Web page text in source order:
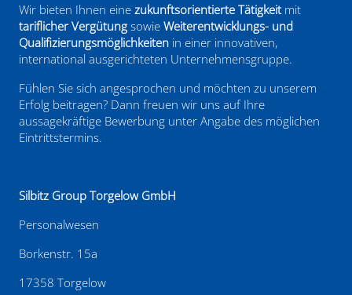
Wir bieten Ihnen eine zukunftsorientierte Tätigkeitmit
tariflicher Vergütung sowie Weiterentwicklungs- und
Qualifizierungsmöglichkeiten in einer innovativen,
international ausgerichteten Unternehmensgruppe.
Fühlen Sie sich angesprochen und möchten zu unserem
Erfolg beitragen? Dann freuen wir uns auf Ihre
aussagekräftige Bewerbung unter Angabe des möglichen
Eintrittstermins.
Silbitz Group Torgelow GmbH
Personalwesen
Borkenstr. 15a
17358 Torgelow